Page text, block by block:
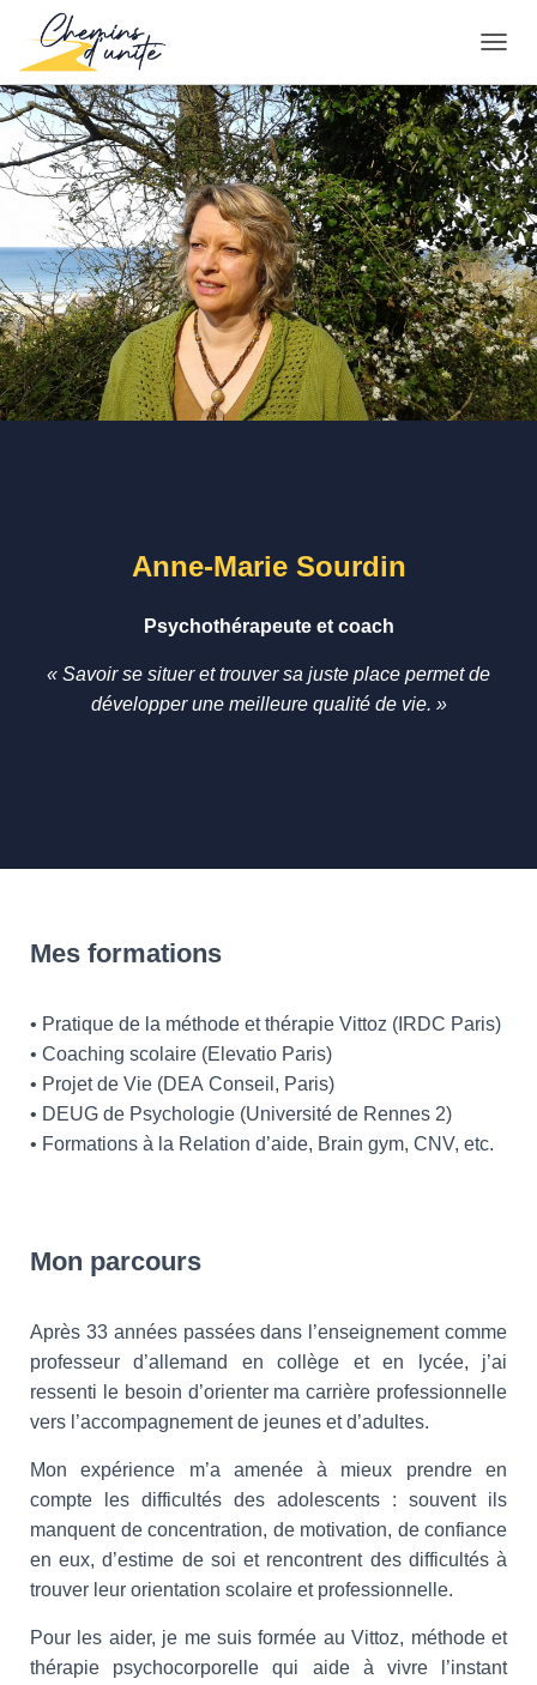
É
P
L
I
E
R
L
A
N
A
V
I
G
A
T
I
Anne-Marie Sourdin
Psychothérapeute et coach
« Savoir se situer et trouver sa juste place permet de
développer une meilleure qualité de vie. »
Mes formations
• Pratique de la méthode et thérapie Vittoz (IRDC Paris)
• Coaching scolaire (Elevatio Paris)
• Projet de Vie (DEA Conseil, Paris)
• DEUG de Psychologie (Université de Rennes 2)
• Formations à la Relation d’aide, Brain gym, CNV, etc.
Mon parcours
Après 33 années passées dans l’enseignement comme
professeur d’allemand en collège et en lycée, j’ai
ressenti le besoin d’orienter ma carrière professionnelle
vers l’accompagnement de jeunes et d’adultes.
Mon expérience m’a amenée à mieux prendre en
compte les difficultés des adolescents : souvent ils
manquent de concentration, de motivation, de confiance
en eux, d’estime de soi et rencontrent des difficultés à
trouver leur orientation scolaire et professionnelle.
Pour les aider, je me suis formée au Vittoz, méthode et
thérapie psychocorporelle qui aide à vivre l’instant